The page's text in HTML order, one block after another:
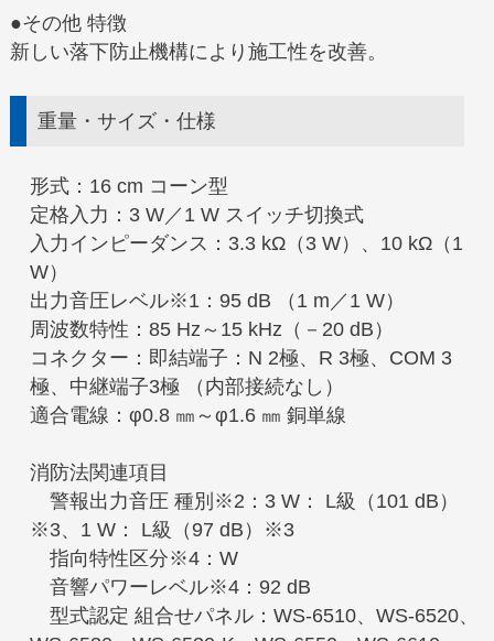
●その他 特徴
新しい落下防止機構により施工性を改善。
重量・サイズ・仕様
形式：16 cm コーン型
定格入力：3 W／1 W スイッチ切換式
入力インピーダンス：3.3 kΩ（3 W）、10 kΩ（1
W）
出力音圧レベル※1：95 dB （1 m／1 W）
周波数特性：85 Hz～15 kHz（－20 dB）
コネクター：即結端子：N 2極、R 3極、COM 3
極、中継端子3極 （内部接続なし）
適合電線：φ0.8 ㎜～φ1.6 ㎜ 銅単線
消防法関連項目
警報出力音圧 種別※2：3 W： L級（101 dB）
※3、1 W： L級（97 dB）※3
指向特性区分※4：W
音響パワーレベル※4：92 dB
型式認定 組合せパネル：WS-6510、WS-6520、